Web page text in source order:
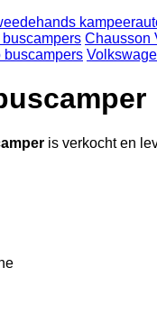
Chausson
buscampers
is verkocht en